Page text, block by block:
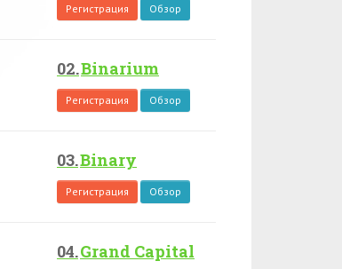
Регистрация Обзор
Binarium
Регистрация Обзор
Binary
Регистрация Обзор
Grand Capital